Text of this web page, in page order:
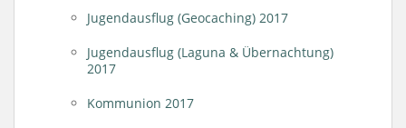
Jugendausflug (Geocaching) 2017
Jugendausflug (Laguna & Übernachtung)
2017
Kommunion 2017